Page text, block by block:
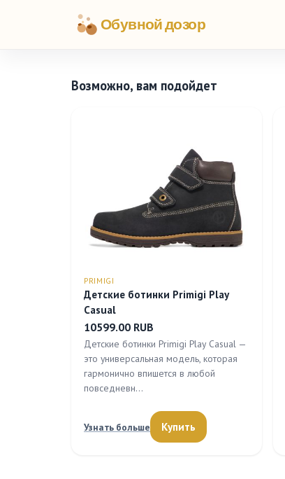
Обувной дозор
Возможно, вам подойдет
PRIMIGI
Детские ботинки Primigi Play
Casual
10599.00 RUB
Детские ботинки Primigi Play Casual —
это универсальная модель, которая
гармонично впишется в любой
повседневн…
Узнать больше Купить